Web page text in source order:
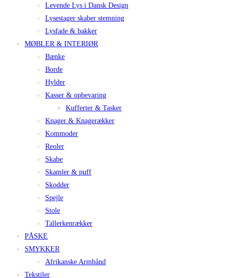
Levende Lys i Dansk Design
Lysestager skaber stemning
Lysfade & bakker
MØBLER & INTERIØR
Bænke
Borde
Hylder
Kasser & opbevaring
Kufferter & Tasker
Knager & Knagerækker
Kommoder
Reoler
Skabe
Skamler & puff
Skodder
Spejle
Stole
Tallerkenrækker
PÅSKE
SMYKKER
Afrikanske Armbånd
Tekstiler